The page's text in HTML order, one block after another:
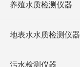
养殖水质检测仪器
地表水水质检测仪器
污水检测仪器